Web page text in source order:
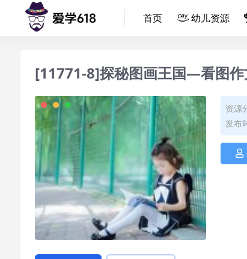
首页 幼儿资源
[11771-8]探秘图画王国—看图作
资源
发布